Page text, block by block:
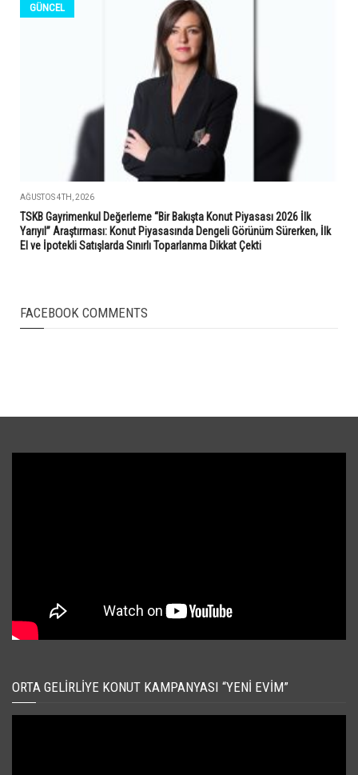
GÜNCEL
AĞUSTOS 4TH, 2026
TSKB Gayrimenkul Değerleme “Bir Bakışta Konut Piyasası 2026 İlk
Yarıyıl” Araştırması: Konut Piyasasında Dengeli Görünüm Sürerken, İlk
El ve İpotekli Satışlarda Sınırlı Toparlanma Dikkat Çekti
FACEBOOK COMMENTS
ORTA GELIRLIYE KONUT KAMPANYASI “YENI EVIM”